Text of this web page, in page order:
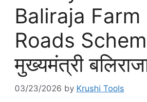
Baliraja Farm
Roads
मुख्यमंत्री
03/23/2026 by Krushi Tools